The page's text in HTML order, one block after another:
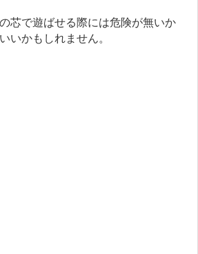
芯で遊ばせる際には危険が無いか
いかもしれません。